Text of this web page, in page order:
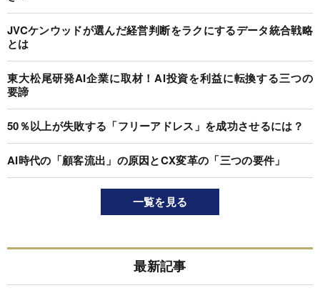
JVCケンウッドが選んだ経営判断をラクにするデータ統合戦略
とは
東大松尾研発AI企業に取材！AI投資を利益に転換する三つの
要諦
50％以上が失敗する「フリーアドレス」を成功させるには？
AI時代の「顧客流出」の原因とCX変革の「三つの要件」
一覧を見る
最新記事